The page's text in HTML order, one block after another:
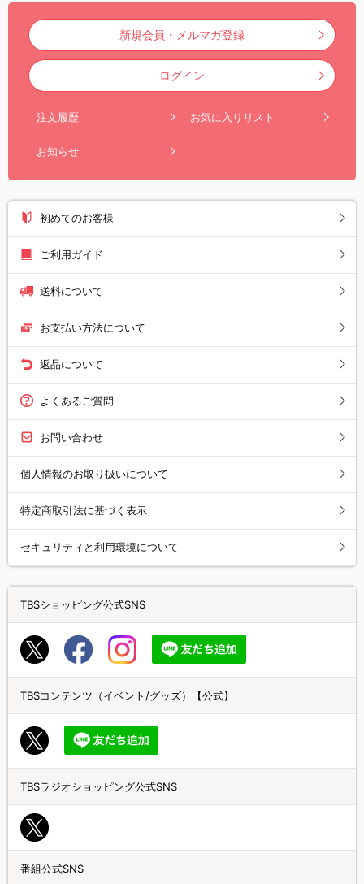
新規会員・メルマガ登録
ログイン
注文履歴 お気に入りリスト
お知らせ
初めてのお客様
ご利用ガイド
送料について
お支払い方法について
返品について
よくあるご質問
お問い合わせ
個人情報のお取り扱いについて
特定商取引法に基づく表示
セキュリティと利用環境について
TBSショッピング公式SNS
TBSコンテンツ（イベント/グッズ）【公式】
TBSラジオショッピング公式SNS
番組公式SNS